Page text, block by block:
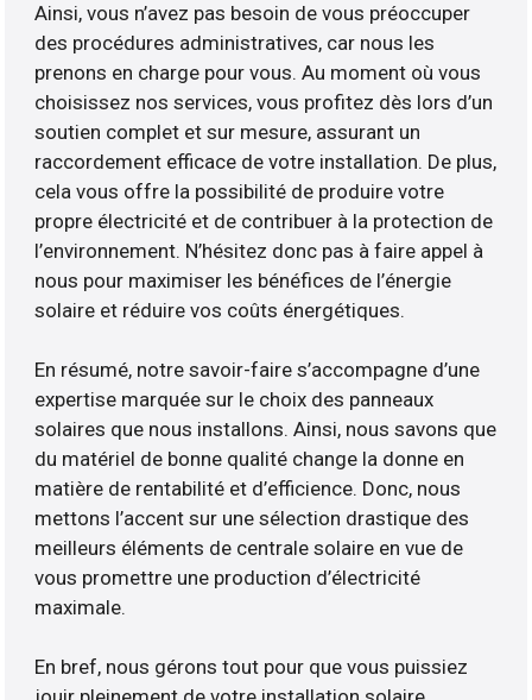
Ainsi, vous n’avez pas besoin de vous préoccuper
des procédures administratives, car nous les
prenons en charge pour vous. Au moment où vous
choisissez nos services, vous profitez dès lors d’un
soutien complet et sur mesure, assurant un
raccordement efficace de votre installation. De plus,
cela vous offre la possibilité de produire votre
propre électricité et de contribuer à la protection de
l’environnement. N’hésitez donc pas à faire appel à
nous pour maximiser les bénéfices de l’énergie
solaire et réduire vos coûts énergétiques.
En résumé, notre savoir-faire s’accompagne d’une
expertise marquée sur le choix des panneaux
solaires que nous installons. Ainsi, nous savons que
du matériel de bonne qualité change la donne en
matière de rentabilité et d’efficience. Donc, nous
mettons l’accent sur une sélection drastique des
meilleurs éléments de centrale solaire en vue de
vous promettre une production d’électricité
maximale.
En bref, nous gérons tout pour que vous puissiez